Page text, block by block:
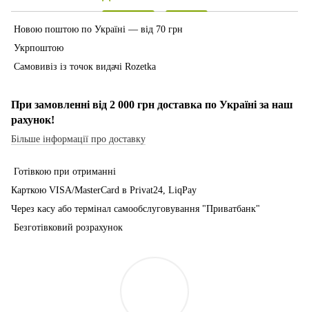
Новою поштою по Україні — від 70 грн
Укрпоштою
Самовивіз із точок видачі Rozetka
При замовленні від 2 000 грн доставка по Україні за наш
рахунок!
Більше інформації про доставку
Готівкою при отриманні
Карткою VISA/MasterCard в Рrivat24, LiqPay
Через касу або термінал самообслуговування "Приватбанк"
Безготівковий розрахунок